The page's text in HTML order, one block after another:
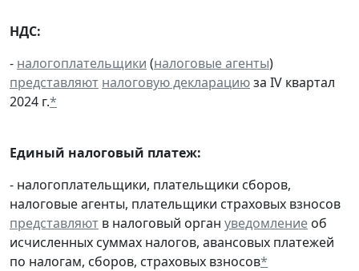
НДС:
- налогоплательщики (налоговые агенты)
представляют налоговую декларациюза IV квартал
2024 г.*
Единый налоговый платеж:
- налогоплательщики, плательщики сборов,
налоговые агенты, плательщики страховых взносов
представляют в налоговый орган уведомление об
исчисленных суммах налогов, авансовых платежей
по налогам, сборов, страховых взносов*